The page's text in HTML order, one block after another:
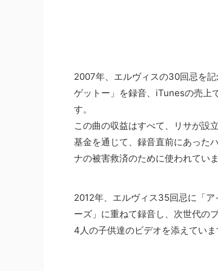
2007年、エルヴィスの30回忌を記
ゲットー」を録音、iTunesの売上
す。
この曲の収益はすべて、リサが設
基金を通じて、録音直前にあった
ナの被害救済のために使われていま
2012年、エルヴィス35回忌に「ア
ーズ」に重ねて録音し、次世代の
4人の子供達のビデオを添えていま